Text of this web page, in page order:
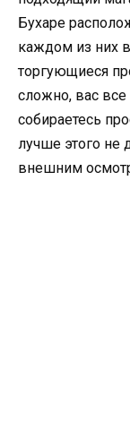
Бухаре
каждом из них
торгующиеся
сложно, вас все
собираетесь
лучше этого не
внешним